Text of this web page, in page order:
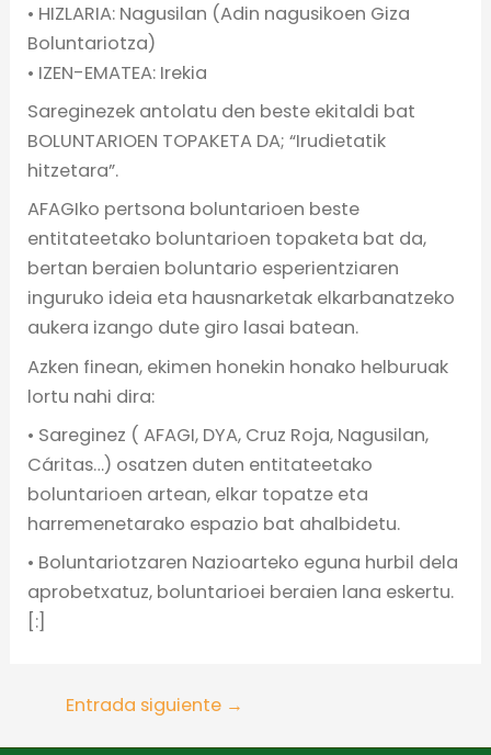
• HIZLARIA: Nagusilan (Adin nagusikoen Giza
Boluntariotza)
• IZEN-EMATEA: Irekia
Sareginezek antolatu den beste ekitaldi bat
BOLUNTARIOEN TOPAKETA DA; “Irudietatik
hitzetara”.
AFAGIko pertsona boluntarioen beste
entitateetako boluntarioen topaketa bat da,
bertan beraien boluntario esperientziaren
inguruko ideia eta hausnarketak elkarbanatzeko
aukera izango dute giro lasai batean.
Azken finean, ekimen honekin honako helburuak
lortu nahi dira:
• Sareginez ( AFAGI, DYA, Cruz Roja, Nagusilan,
Cáritas…) osatzen duten entitateetako
boluntarioen artean, elkar topatze eta
harremenetarako espazio bat ahalbidetu.
• Boluntariotzaren Nazioarteko eguna hurbil dela
aprobetxatuz, boluntarioei beraien lana eskertu.
[:]
Entrada siguiente →